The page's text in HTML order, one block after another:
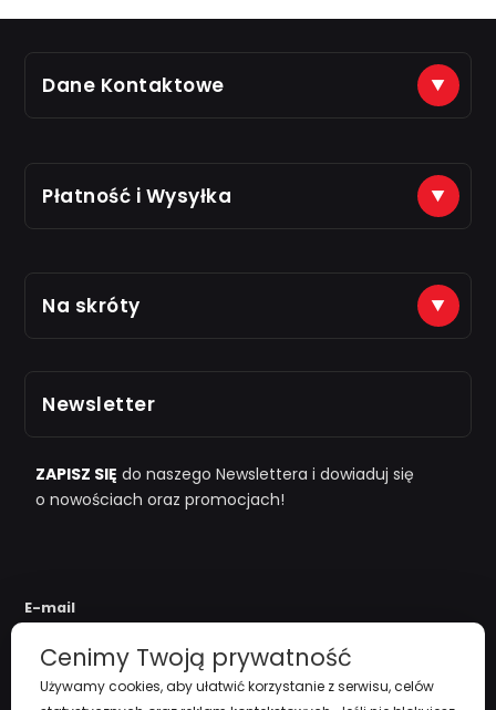
Dane Kontaktowe
(+48) 888 561 463
na e-maile odpisujemy od 8.00 do 16.00
Płatność i Wysyłka
Just7Gym
i "przy zamówieniu powyżej 1000zł
Na skróty
Zarejestruj się
Regulamin
Newsletter
ZAPISZ SIĘ do naszego Newslettera i dowiaduj się
o nowościach oraz promocjach!
E-mail
Cenimy Twoją prywatność
Używamy cookies, aby ułatwić korzystanie z serwisu, celów